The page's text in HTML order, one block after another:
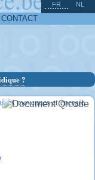
CONTACT
FR NL
?
moyennes et energie
^